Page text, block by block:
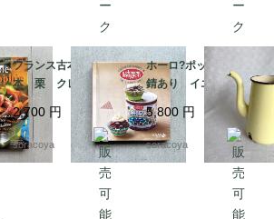
フランス古本 レシピ
本 栗 クレマン・フ
ォジェ マロンクリー
ム 12pseg20-2
2,700 円
soracoya
ホーロ?ポット 蓋なし
錆あり イエロー ア
ウトドア 水差し 花
瓶 ガーデニング 12
kwdy4
5,800円
soracoya